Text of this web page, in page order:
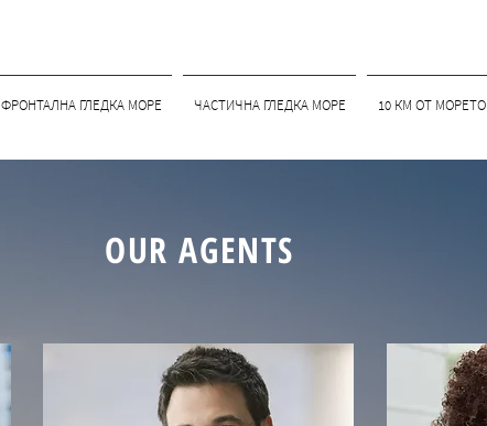
ФРОНТАЛНА ГЛЕДКА МОРЕ ЧАСТИЧНА ГЛЕДКА МОРЕ 10 КМ ОТ МОРЕТО
OUR AGENTS